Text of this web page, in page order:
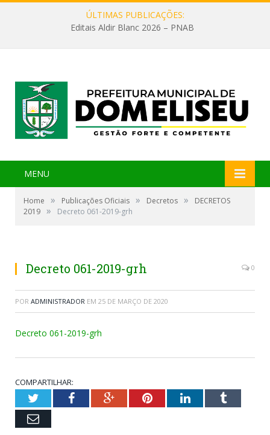
ÚLTIMAS PUBLICAÇÕES:
Editais Aldir Blanc 2026 – PNAB
MENU
Home » Publicações Oficiais » Decretos »
DECRETOS
2019 » Decreto 061-2019-grh
Decreto 061-2019-grh 0
POR ADMINISTRADOR EM 25 DE MARÇO DE 2020
Decreto 061-2019-grh
COMPARTILHAR:
TwitterFacebookGoogle+PinterestLinkedInTumblr
Email